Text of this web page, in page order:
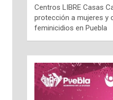
Centros LIBRE Casas
protección a mujeres y
feminicidios en Puebla